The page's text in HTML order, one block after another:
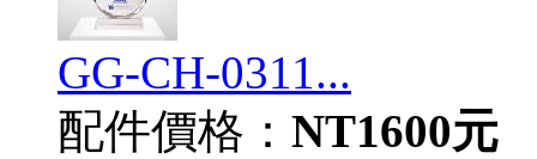
GG-CH-0311...
配件價格： NT1600元